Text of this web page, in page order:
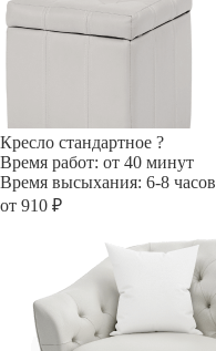
Кресло стандартное ?
Время работ: от 40 минут
Время высыхания: 6-8 часов
от 910 ₽